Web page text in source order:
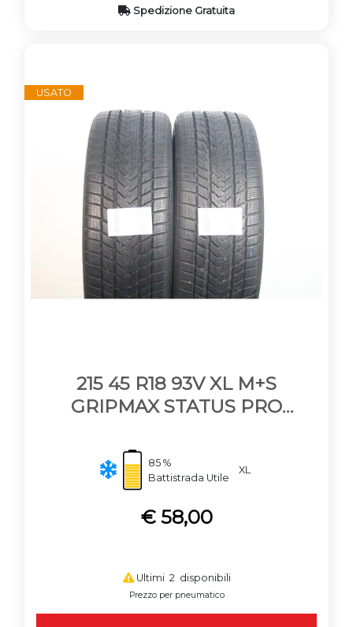
Spedizione Gratuita
USATO
215 45 R18 93V XL M+S
GRIPMAX STATUS PRO
85 %
Battistrada Utile
XL
€ 58,00
Ultimi 2 disponibili
Prezzo per pneumatico